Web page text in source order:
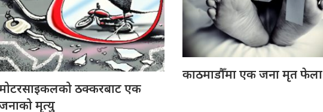
ठक्करबाट एक
मृत्यु
काठमाडौँमा एक जना मृत फेला